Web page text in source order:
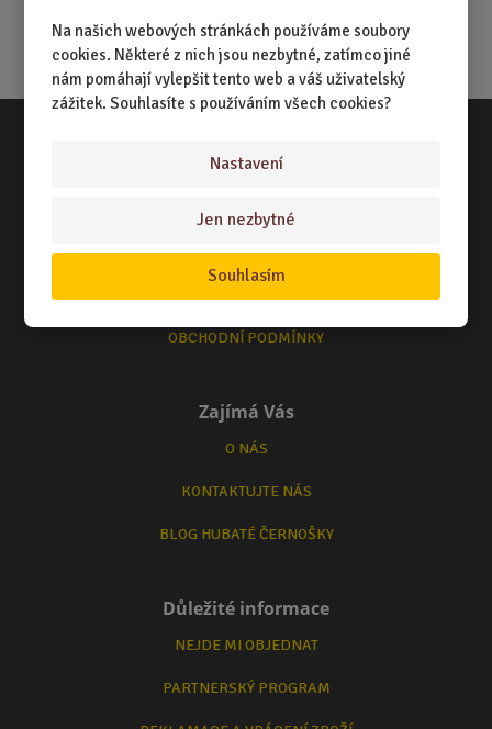
Na našich webových stránkách používáme soubory
cookies. Některé z nich jsou nezbytné, zatímco jiné
nám pomáhají vylepšit tento web a váš uživatelský
zážitek. Souhlasíte s používáním všech cookies?
Nastavení
Jen nezbytné
Souhlasím
Vše o nákupu
NÁKUPNÍ RÁDCE
TERMÍNY ODESLÁNÍ ZBOŽÍ
ZPŮSOB DORUČENÍ
OBCHODNÍ PODMÍNKY
Zajímá Vás
O NÁS
KONTAKTUJTE NÁS
BLOG HUBATÉ ČERNOŠKY
Důležité informace
NEJDE MI OBJEDNAT
PARTNERSKÝ PROGRAM